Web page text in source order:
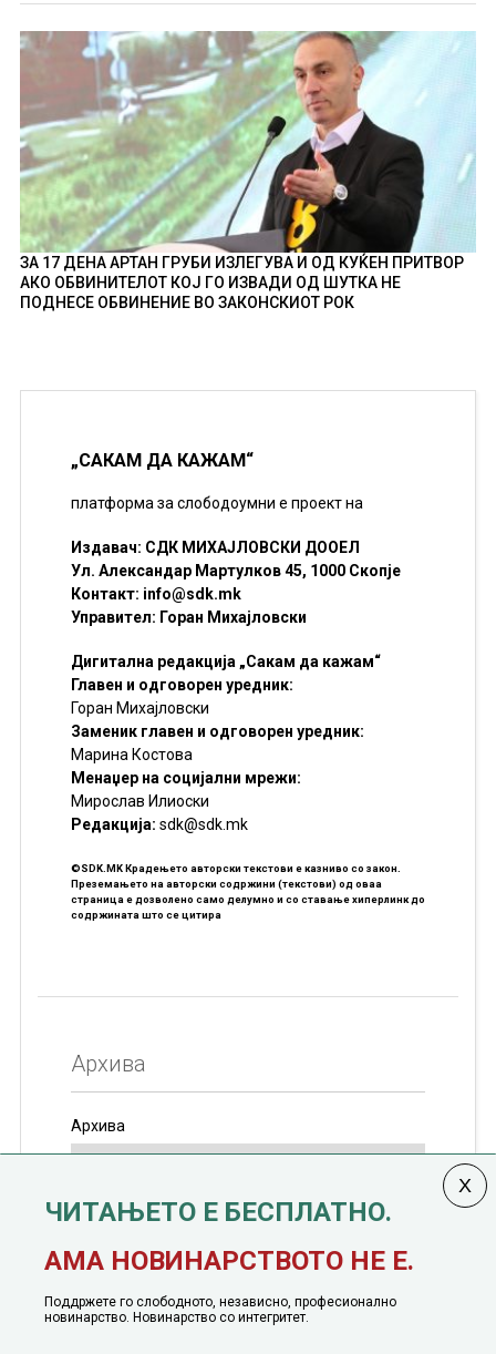
ЗА 17 ДЕНА АРТАН ГРУБИ ИЗЛЕГУВА И ОД КУЌЕН ПРИТВОР
АКО ОБВИНИТЕЛОТ КОЈ ГО ИЗВАДИ ОД ШУТКА НЕ
ПОДНЕСЕ ОБВИНЕНИЕ ВО ЗАКОНСКИОТ РОК
„САКАМ ДА КАЖАМ“
платформа за слободоумни е проект на
Издавач: СДК МИХАЈЛОВСКИ ДООЕЛ
Ул. Александар Мартулков 45, 1000 Скопје
Контакт: info@sdk.mk
Управител: Горан Михајловски
Дигитална редакција „Сакам да кажам“
Главен и одговорен уредник:
Горан Михајловски
Заменик главен и одговорен уредник:
Марина Костова
Менаџер на социјални мрежи:
Мирослав Илиоски
Редакцијa: sdk@sdk.mk
©SDK.MK Крадењето авторски текстови е казниво со закон.
Преземањето на авторски содржини (текстови) од оваа
страница е дозволено само делумно и со ставање хиперлинк до
содржината што се цитира
Архива
Архива
јануари, 1991 година
ЧИТАЊЕТО Е БЕСПЛАТНО.
АМА НОВИНАРСТВОТО НЕ Е.
Поддржете го слободното, независно, професионално
новинарство. Новинарство со интегритет.